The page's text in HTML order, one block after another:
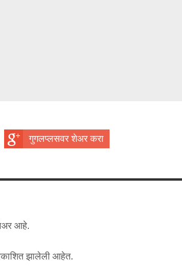
गुगलप्लसवर शेअर करा
आहे.
झालेली आहेत.